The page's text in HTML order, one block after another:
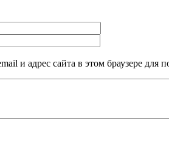
и адрес сайта в этом браузере